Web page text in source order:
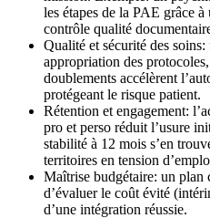
les étapes de la PAE grâce
contrôle qualité
Qualité et sécurité des
appropriation des
doublements accélèrent
protégeant le risque patient.
Rétention et engagement:
pro et perso réduit l’usure
stabilité à 12 mois s’en
territoires en tension
Maîtrise budgétaire: un
d’évaluer le coût évité
d’une intégration réussie.